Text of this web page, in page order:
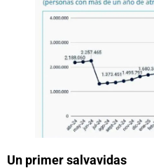
Un primer salvavidas